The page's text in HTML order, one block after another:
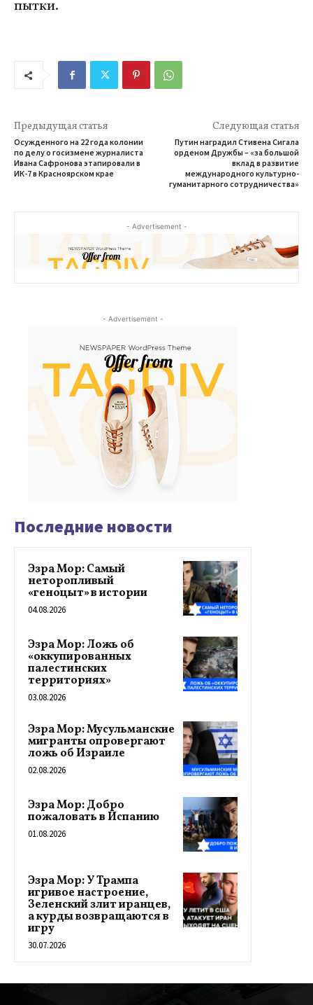
пытки.
Предыдущая статья
Осужденного на 22 года колонии
по делу о госизмене журналиста
Ивана Сафронова этапировали в
ИК-7 в Красноярском крае
Следующая статья
Путин наградил Стивена Сигала
орденом Дружбы – «за большой
вклад в развитие
международного культурно-
гуманитарного сотрудничества»
- Advertisement -
- Advertisement -
Последние новости
Эзра Мор: Самый
неторопливый
«геноцыт» в истории
04.08.2026
Эзра Мор: Ложь об
«оккупированных
палестинских
территориях»
03.08.2026
Эзра Мор: Мусульманские
мигранты опровергают
ложь об Израиле
02.08.2026
Эзра Мор: Добро
пожаловать в Испанию
01.08.2026
Эзра Мор: У Трампа
игривое настроение,
Зеленский злит иранцев,
а курды возвращаются в
игру
30.07.2026